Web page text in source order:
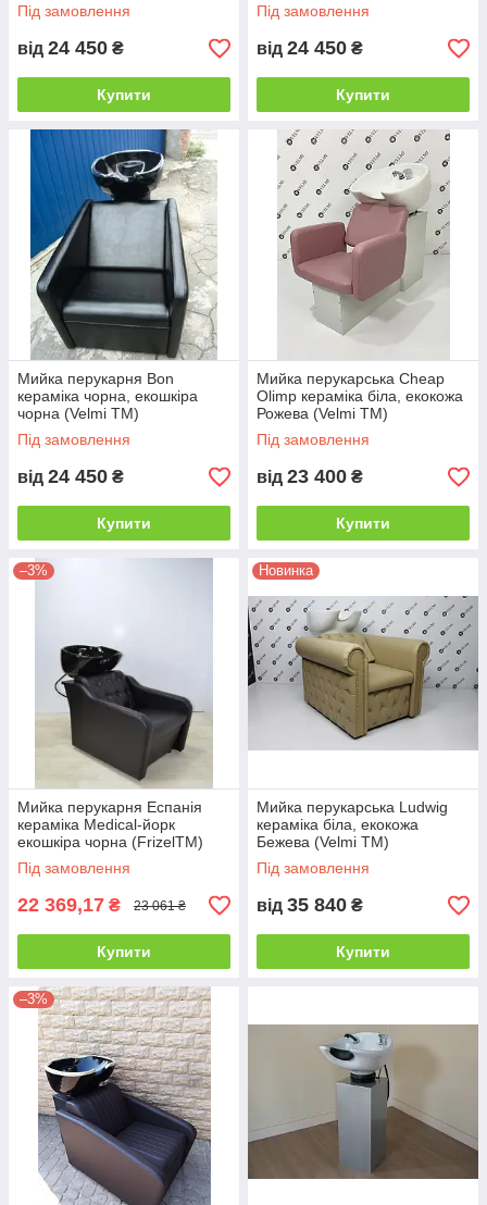
Під замовлення
від 24 450 ₴
Купити
Під замовлення
від 24 450 ₴
Купити
Мийка перукарня Bon
кераміка чорна, екошкіра
чорна (Velmi TM)
Під замовлення
від 24 450 ₴
Купити
Мийка перукарська Cheap
Olimp кераміка біла, екокожа
Рожева (Velmi TM)
Під замовлення
від 23 400 ₴
Купити
–3%
Мийка перукарня Еспанія
кераміка Medical-йорк
екошкіра чорна (FrizelTM)
Під замовлення
22 369,17 ₴ 23 061 ₴
Купити
Новинка
Мийка перукарська Ludwig
кераміка біла, екокожа
Бежева (Velmi TM)
Під замовлення
від 35 840 ₴
Купити
–3%